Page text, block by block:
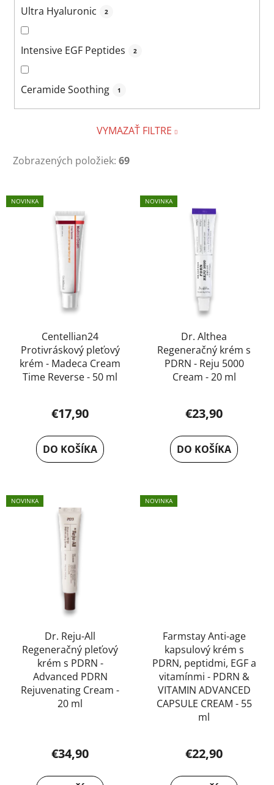
Ultra Hyaluronic 2
Intensive EGF Peptides 2
Ceramide Soothing 1
VYMAZAŤ FILTRE
Zobrazených položiek: 69
V
ý
NOVINKA
Centellian24
Protivráskový pleťový
krém - Madeca Cream
Time Reverse - 50 ml
€17,90
DO KOŠÍKA
NOVINKA
Dr. Althea
Regeneračný krém s
PDRN - Reju 5000
Cream - 20 ml
€23,90
DO KOŠÍKA
NOVINKA
Dr. Reju-All
Regeneračný pleťový
krém s PDRN -
Advanced PDRN
Rejuvenating Cream -
20 ml
€34,90
NOVINKA
Farmstay Anti-age
kapsulový krém s
PDRN, peptidmi, EGF a
vitamínmi - PDRN &
VITAMIN ADVANCED
CAPSULE CREAM - 55
ml
€22,90